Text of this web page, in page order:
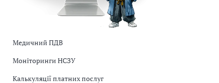
Медичний ПДВ
Моніторинги НСЗУ
Калькуляції платних послуг